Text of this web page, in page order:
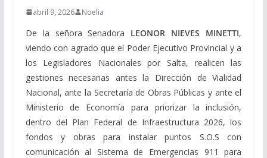
abril 9, 2026 Noelia
De la señora Senadora LEONOR NIEVES MINETTI,
viendo con agrado que el Poder Ejecutivo Provincial y a
los Legisladores Nacionales por Salta, realicen las
gestiones necesarias antes la Dirección de Vialidad
Nacional, ante la Secretaría de Obras Públicas y ante el
Ministerio de Economía para priorizar la inclusión,
dentro del Plan Federal de Infraestructura 2026, los
fondos y obras para instalar puntos S.O.S con
comunicación al Sistema de Emergencias 911 para